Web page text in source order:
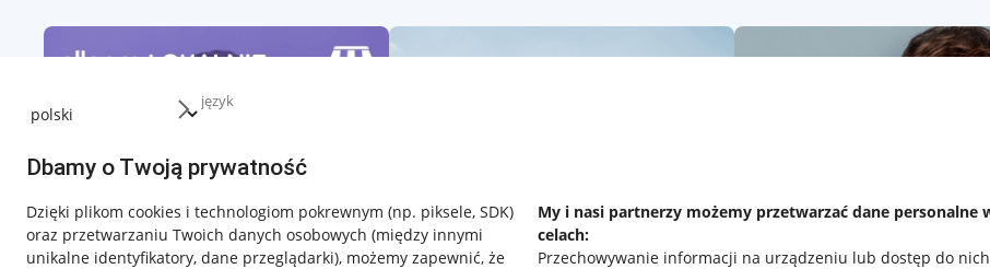
język
Dbamy o Twoją prywatność
Dzięki plikom cookies i technologiom pokrewnym (np. piksele, SDK)
oraz przetwarzaniu Twoich danych osobowych (między innymi
unikalne identyfikatory, dane przeglądarki), możemy zapewnić, że
My i nasi partnerzy możemy przetwarzać dane personalne
celach:
Przechowywanie informacji na urządzeniu lub dostęp do nich